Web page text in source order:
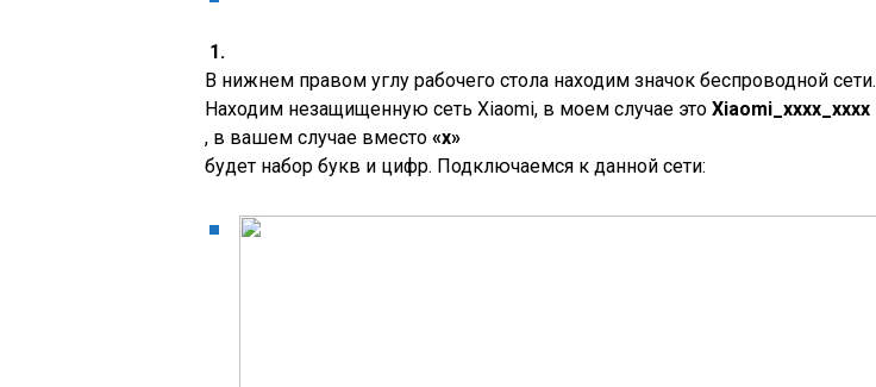
1.
В нижнем правом углу рабочего стола находим значок беспроводной сети.
Находим незащищенную сеть Xiaomi, в моем случае это Xiaomi_xxxx_xxxx
, в вашем случае вместо «x»
будет набор букв и цифр. Подключаемся к данной сети: